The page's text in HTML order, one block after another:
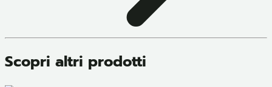
Scopri altri prodotti